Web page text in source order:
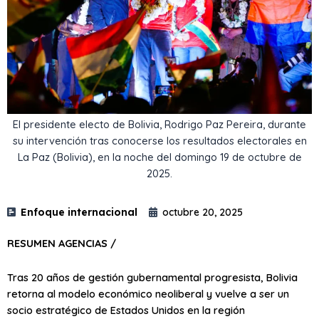
El presidente electo de Bolivia, Rodrigo Paz Pereira, durante
su intervención tras conocerse los resultados electorales en
La Paz (Bolivia), en la noche del domingo 19 de octubre de
2025.
Enfoque internacional octubre 20, 2025
RESUMEN AGENCIAS /
Tras 20 años de gestión gubernamental progresista, Bolivia
retorna al modelo económico neoliberal y vuelve a ser un
socio estratégico de Estados Unidos en la región